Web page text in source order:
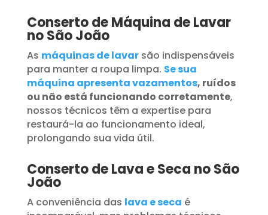
Conserto de Máquina de Lavar
no São João
As máquinas de lavar são indispensáveis
para manter a roupa limpa. Se sua
máquina apresenta vazamentos, ruídos
ou não está funcionando corretamente,
nossos técnicos têm a expertise para
restaurá-la ao funcionamento ideal,
prolongando sua vida útil.
Conserto de Lava e Seca no São
João
A conveniência das lava e seca é